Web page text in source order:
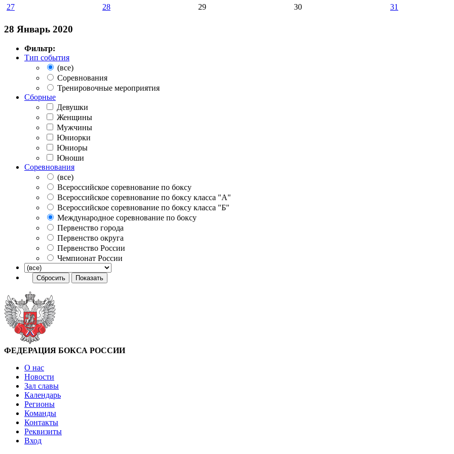
27 28 29 30 31
28 Январь 2020
Фильтр:
Тип события
(все)
Соревнования
Тренировочные мероприятия
Сборные
Девушки
Женщины
Мужчины
Юниорки
Юниоры
Юноши
Соревнования
(все)
Всероссийское соревнование по боксу
Всероссийское соревнование по боксу класса "А"
Всероссийское соревнование по боксу класса "Б"
Международное соревнование по боксу
Первенство города
Первенство округа
Первенство России
Чемпионат России
ФЕДЕРАЦИЯ БОКСА РОССИИ
О нас
Новости
Зал славы
Календарь
Регионы
Команды
Контакты
Реквизиты
Вход